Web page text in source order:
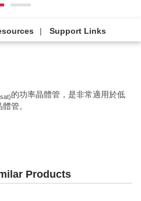
Support Links
的功率晶體管，是非常適用於低
管。
Products